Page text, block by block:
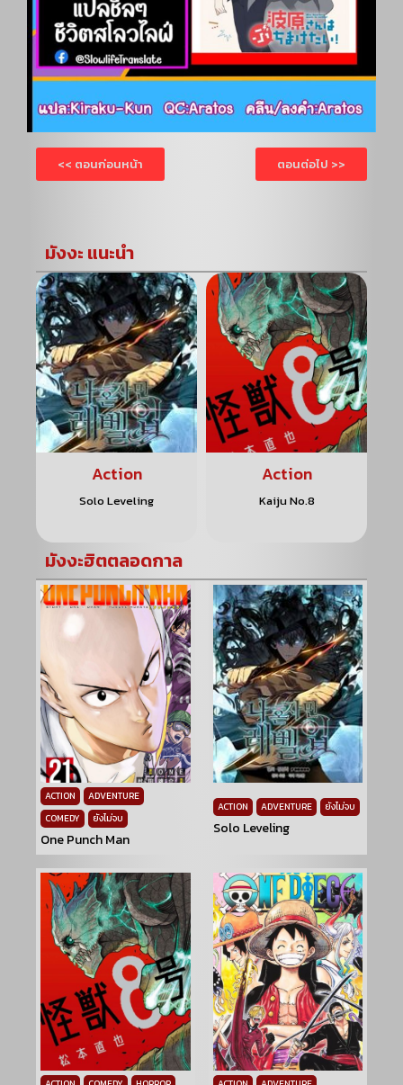
<< ตอนก่อนหน้า ตอนต่อไป >>
มังงะ แนะนำ
Action
Solo Leveling
Action
Kaiju No.8
มังงะฮิตตลอดกาล
ACTION
ADVENTURE
COMEDY
ยังไม่จบ
One Punch Man
ACTION ADVENTURE ยังไม่จบ
Solo Leveling